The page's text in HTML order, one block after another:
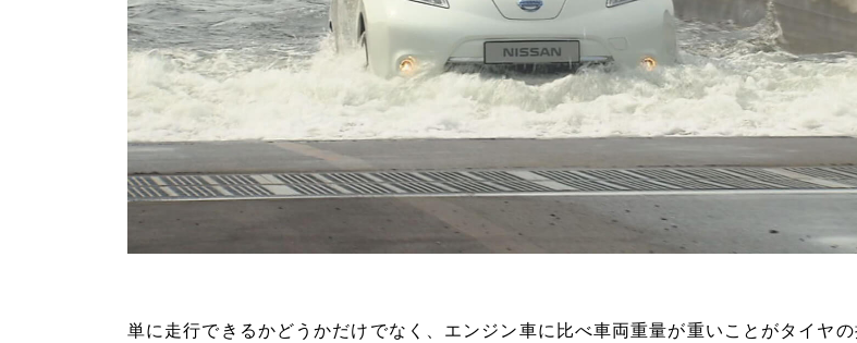
単に走行できるかどうかだけでなく、エンジン車に比べ車両重量が重いことがタイヤ